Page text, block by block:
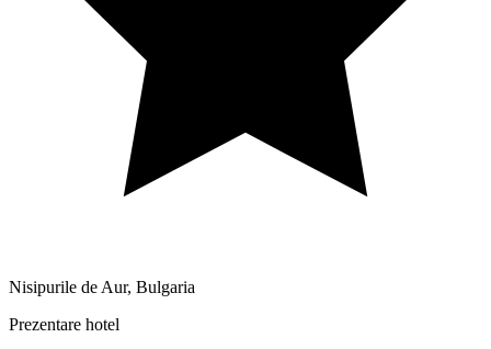
Nisipurile de Aur, Bulgaria
Prezentare hotel